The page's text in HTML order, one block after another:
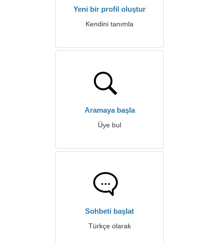
Yeni bir profil oluştur
Kendini tanımla
Aramaya başla
Üye bul
Sohbeti başlat
Türkçe olarak